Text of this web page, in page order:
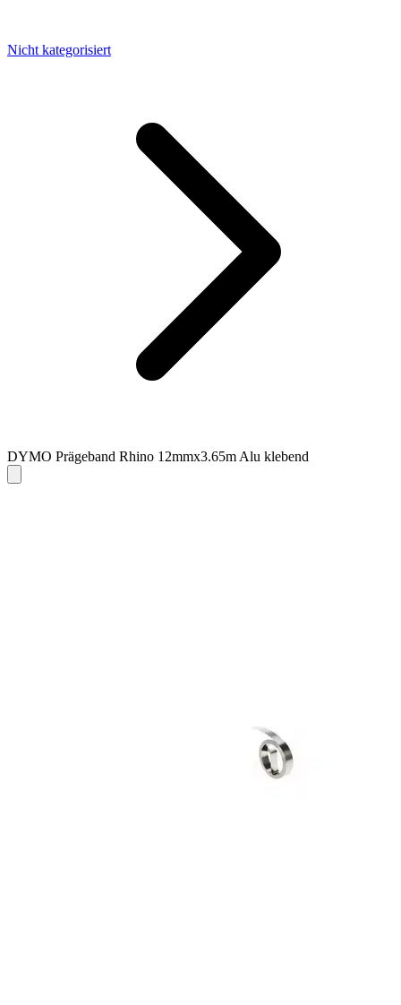
Nicht kategorisiert
DYMO Prägeband Rhino 12mmx3.65m Alu klebend